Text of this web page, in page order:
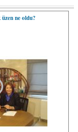
ne oldu?